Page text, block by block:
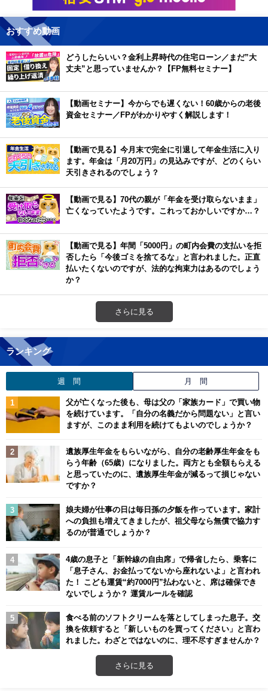
おすすめ動画
どうしたらいい？金利上昇時代の住宅ローン／まだ”大
丈夫”と思っていませんか？【FP無料セミナー】
【動画セミナー】今からでも遅くない！60歳からの老後
資金セミナー／FPがわかりやすく解説します！
【動画で見る】今月末で完全に引退して年金生活に入り
ます。年金は「月20万円」の見込みですが、どのくらい
天引きされるのでしょう？
【動画で見る】70代の親が「年金を受け取らないまま」
亡くなっていたようです。これっておかしいですか…？
【動画で見る】年間「5000円」の町内会費の支払いを拒
否したら「今後ゴミを捨てるな」と言われました。正直
払いたくないのですが、法的な拘束力はあるのでしょう
か？
さらに見る
ランキング
週 間 月 間
父が亡くなった後も、母は父の「家族カード」で買い物
を続けています。「自分の名義だから問題ない」と言い
ますが、このまま利用を続けてもよいのでしょうか？
遺族厚生年金をもらいながら、自分の老齢厚生年金をも
らう年齢（65歳）になりました。両方とも全額もらえる
と思っていたのに、遺族厚生年金が減るって損じゃない
ですか？
娘夫婦が仕事の日は毎日孫の夕飯を作っています。家計
への負担も増えてきましたが、祖父母なら無償で協力す
るのが普通でしょうか？
4歳の息子と「新幹線の自由席」で帰省したら、乗客に
「息子さん、お金払ってないから座れないよ」と言われ
た！ こども運賃“約7000円”払わないと、席は確保でき
ないでしょうか？ 運賃ルールを確認
食べる前のソフトクリームを落としてしまった息子。交
換を依頼すると「新しいものを買ってください」と言わ
れました。わざとではないのに、理不尽すぎませんか？
さらに見る